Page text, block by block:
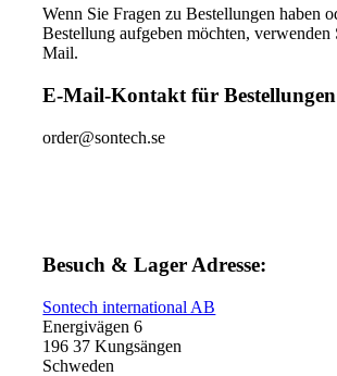
Wenn Sie Fragen zu Bestellungen haben
Bestellung aufgeben möchten, verwenden
Mail.
E-Mail-Kontakt für
order@sontech.se
Besuch & Lager Adresse:
Sontech international AB
Energivägen 6
196 37 Kungsängen
Schweden